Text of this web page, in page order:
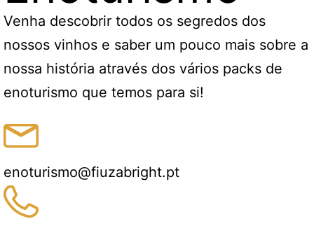
Venha descobrir todos os segredos dos
nossos vinhos e saber um pouco mais sobre a
nossa história através dos vários packs de
enoturismo que temos para si!
enoturismo@fiuzabright.pt